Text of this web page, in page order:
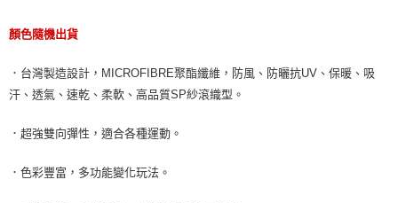
ATM／網路銀行／等多元方式進行付款，方視為交易完成。
購買商品的店家。未經商家同意取消之訂單仍視為有效，需透過AFTEE先享
※ 交易是否成功請以「AFTEE先享後付 」之結帳頁面顯示為準，若有關於
客戶支援中心」https://netprotections.freshdesk.com/support/home
【注意事項】
１．透過由恩沛科技股份有限公司提供之「AFTEE先享後付」服務完成之交
顏色隨機出貨
．台灣製造設計，MICROFIBRE聚酯纖維，防風、防曬抗UV、保暖、吸
汗、透氣、速乾、柔軟、高品質SP紗滾織型。
．超強雙向彈性，適合各種運動。
．色彩豐富，多功能變化玩法。